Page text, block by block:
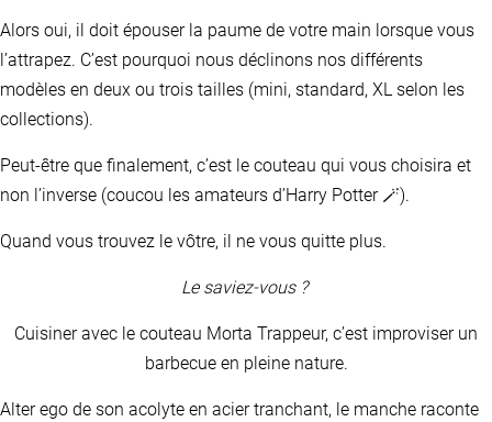
Alors oui, il doit épouser la paume de votre main lorsque vous
l’attrapez. C’est pourquoi nous déclinons nos différents
modèles en deux ou trois tailles (mini, standard, XL selon les
collections).
Peut-être que finalement, c’est le couteau qui vous choisira et
non l’inverse (coucou les amateurs d’Harry Potter 🪄).
Quand vous trouvez le vôtre, il ne vous quitte plus.
Le saviez-vous ?
Cuisiner avec le couteau Morta Trappeur, c’est improviser un
barbecue en pleine nature.
Alter ego de son acolyte en acier tranchant, le manche raconte